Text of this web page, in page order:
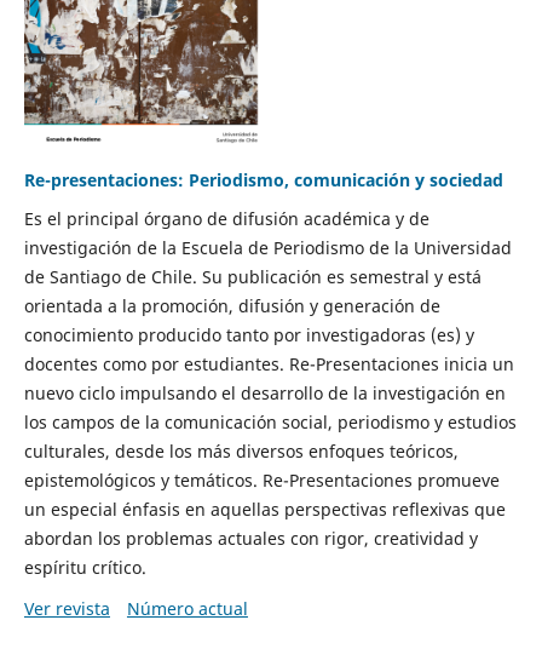
Re-presentaciones: Periodismo, comunicación y sociedad
Es el principal órgano de difusión académica y de
investigación de la Escuela de Periodismo de la Universidad
de Santiago de Chile. Su publicación es semestral y está
orientada a la promoción, difusión y generación de
conocimiento producido tanto por investigadoras (es) y
docentes como por estudiantes. Re-Presentaciones inicia un
nuevo ciclo impulsando el desarrollo de la investigación en
los campos de la comunicación social, periodismo y estudios
culturales, desde los más diversos enfoques teóricos,
epistemológicos y temáticos. Re-Presentaciones promueve
un especial énfasis en aquellas perspectivas reflexivas que
abordan los problemas actuales con rigor, creatividad y
espíritu crítico.
Ver revista
Número actual